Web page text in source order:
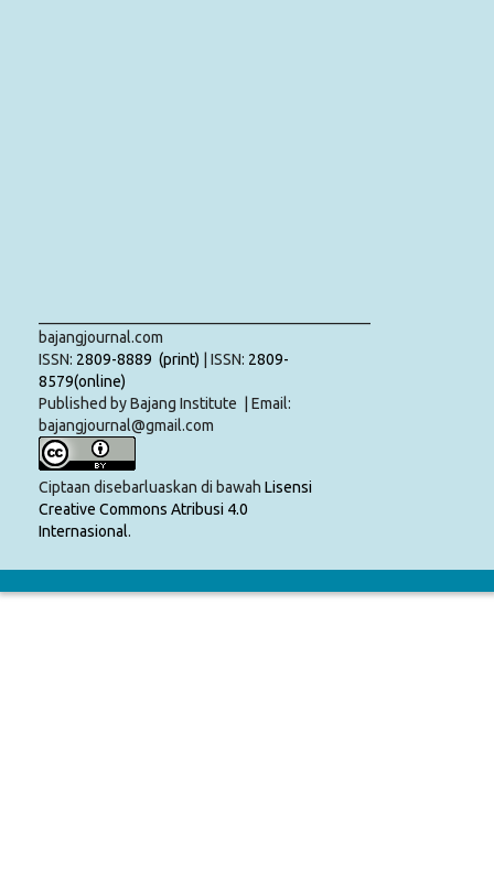
bajangjournal.com
ISSN: 2809-8889 (print) | ISSN: 2809-
8579(online)
Published by Bajang Institute | Email:
bajangjournal@gmail.com
Ciptaan disebarluaskan di bawah Lisensi
Creative Commons Atribusi 4.0
Internasional.